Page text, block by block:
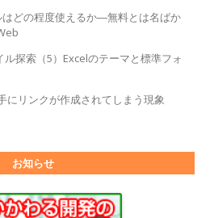
はどの程度使えるか―無料とは名ばか
探索（5）Excelのテーマと標準フォ
にリンクが作成されてしまう現象
お知らせ